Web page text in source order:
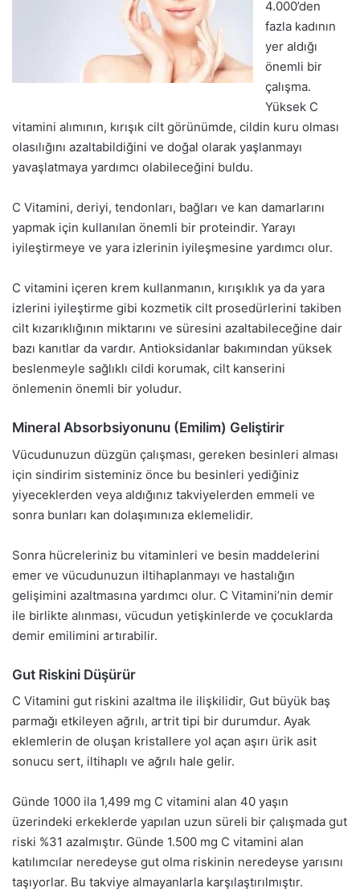
4.000’den
fazla kadının
yer aldığı
önemli bir
çalışma.
Yüksek C
vitamini alımının, kırışık cilt görünümde, cildin kuru olması
olasılığını azaltabildiğini ve doğal olarak yaşlanmayı
yavaşlatmaya yardımcı olabileceğini buldu.
C Vitamini, deriyi, tendonları, bağları ve kan damarlarını
yapmak için kullanılan önemli bir proteindir. Yarayı
iyileştirmeye ve yara izlerinin iyileşmesine yardımcı olur.
C vitamini içeren krem kullanmanın, kırışıklık ya da yara
izlerini iyileştirme gibi kozmetik cilt prosedürlerini takiben
cilt kızarıklığının miktarını ve süresini azaltabileceğine dair
bazı kanıtlar da vardır. Antioksidanlar bakımından yüksek
beslenmeyle sağlıklı cildi korumak, cilt kanserini
önlemenin önemli bir yoludur.
Mineral Absorbsiyonunu (Emilim) Geliştirir
Vücudunuzun düzgün çalışması, gereken besinleri alması
için sindirim sisteminiz önce bu besinleri yediğiniz
yiyeceklerden veya aldığınız takviyelerden emmeli ve
sonra bunları kan dolaşımınıza eklemelidir.
Sonra hücreleriniz bu vitaminleri ve besin maddelerini
emer ve vücudunuzun iltihaplanmayı ve hastalığın
gelişimini azaltmasına yardımcı olur. C Vitamini’nin demir
ile birlikte alınması, vücudun yetişkinlerde ve çocuklarda
demir emilimini artırabilir.
Gut Riskini Düşürür
C Vitamini gut riskini azaltma ile ilişkilidir, Gut büyük baş
parmağı etkileyen ağrılı, artrit tipi bir durumdur. Ayak
eklemlerin de oluşan kristallere yol açan aşırı ürik asit
sonucu sert, iltihaplı ve ağrılı hale gelir.
Günde 1000 ila 1,499 mg C vitamini alan 40 yaşın
üzerindeki erkeklerde yapılan uzun süreli bir çalışmada gut
riski %31 azalmıştır. Günde 1.500 mg C vitamini alan
katılımcılar neredeyse gut olma riskinin neredeyse yarısını
taşıyorlar. Bu takviye almayanlarla karşılaştırılmıştır.